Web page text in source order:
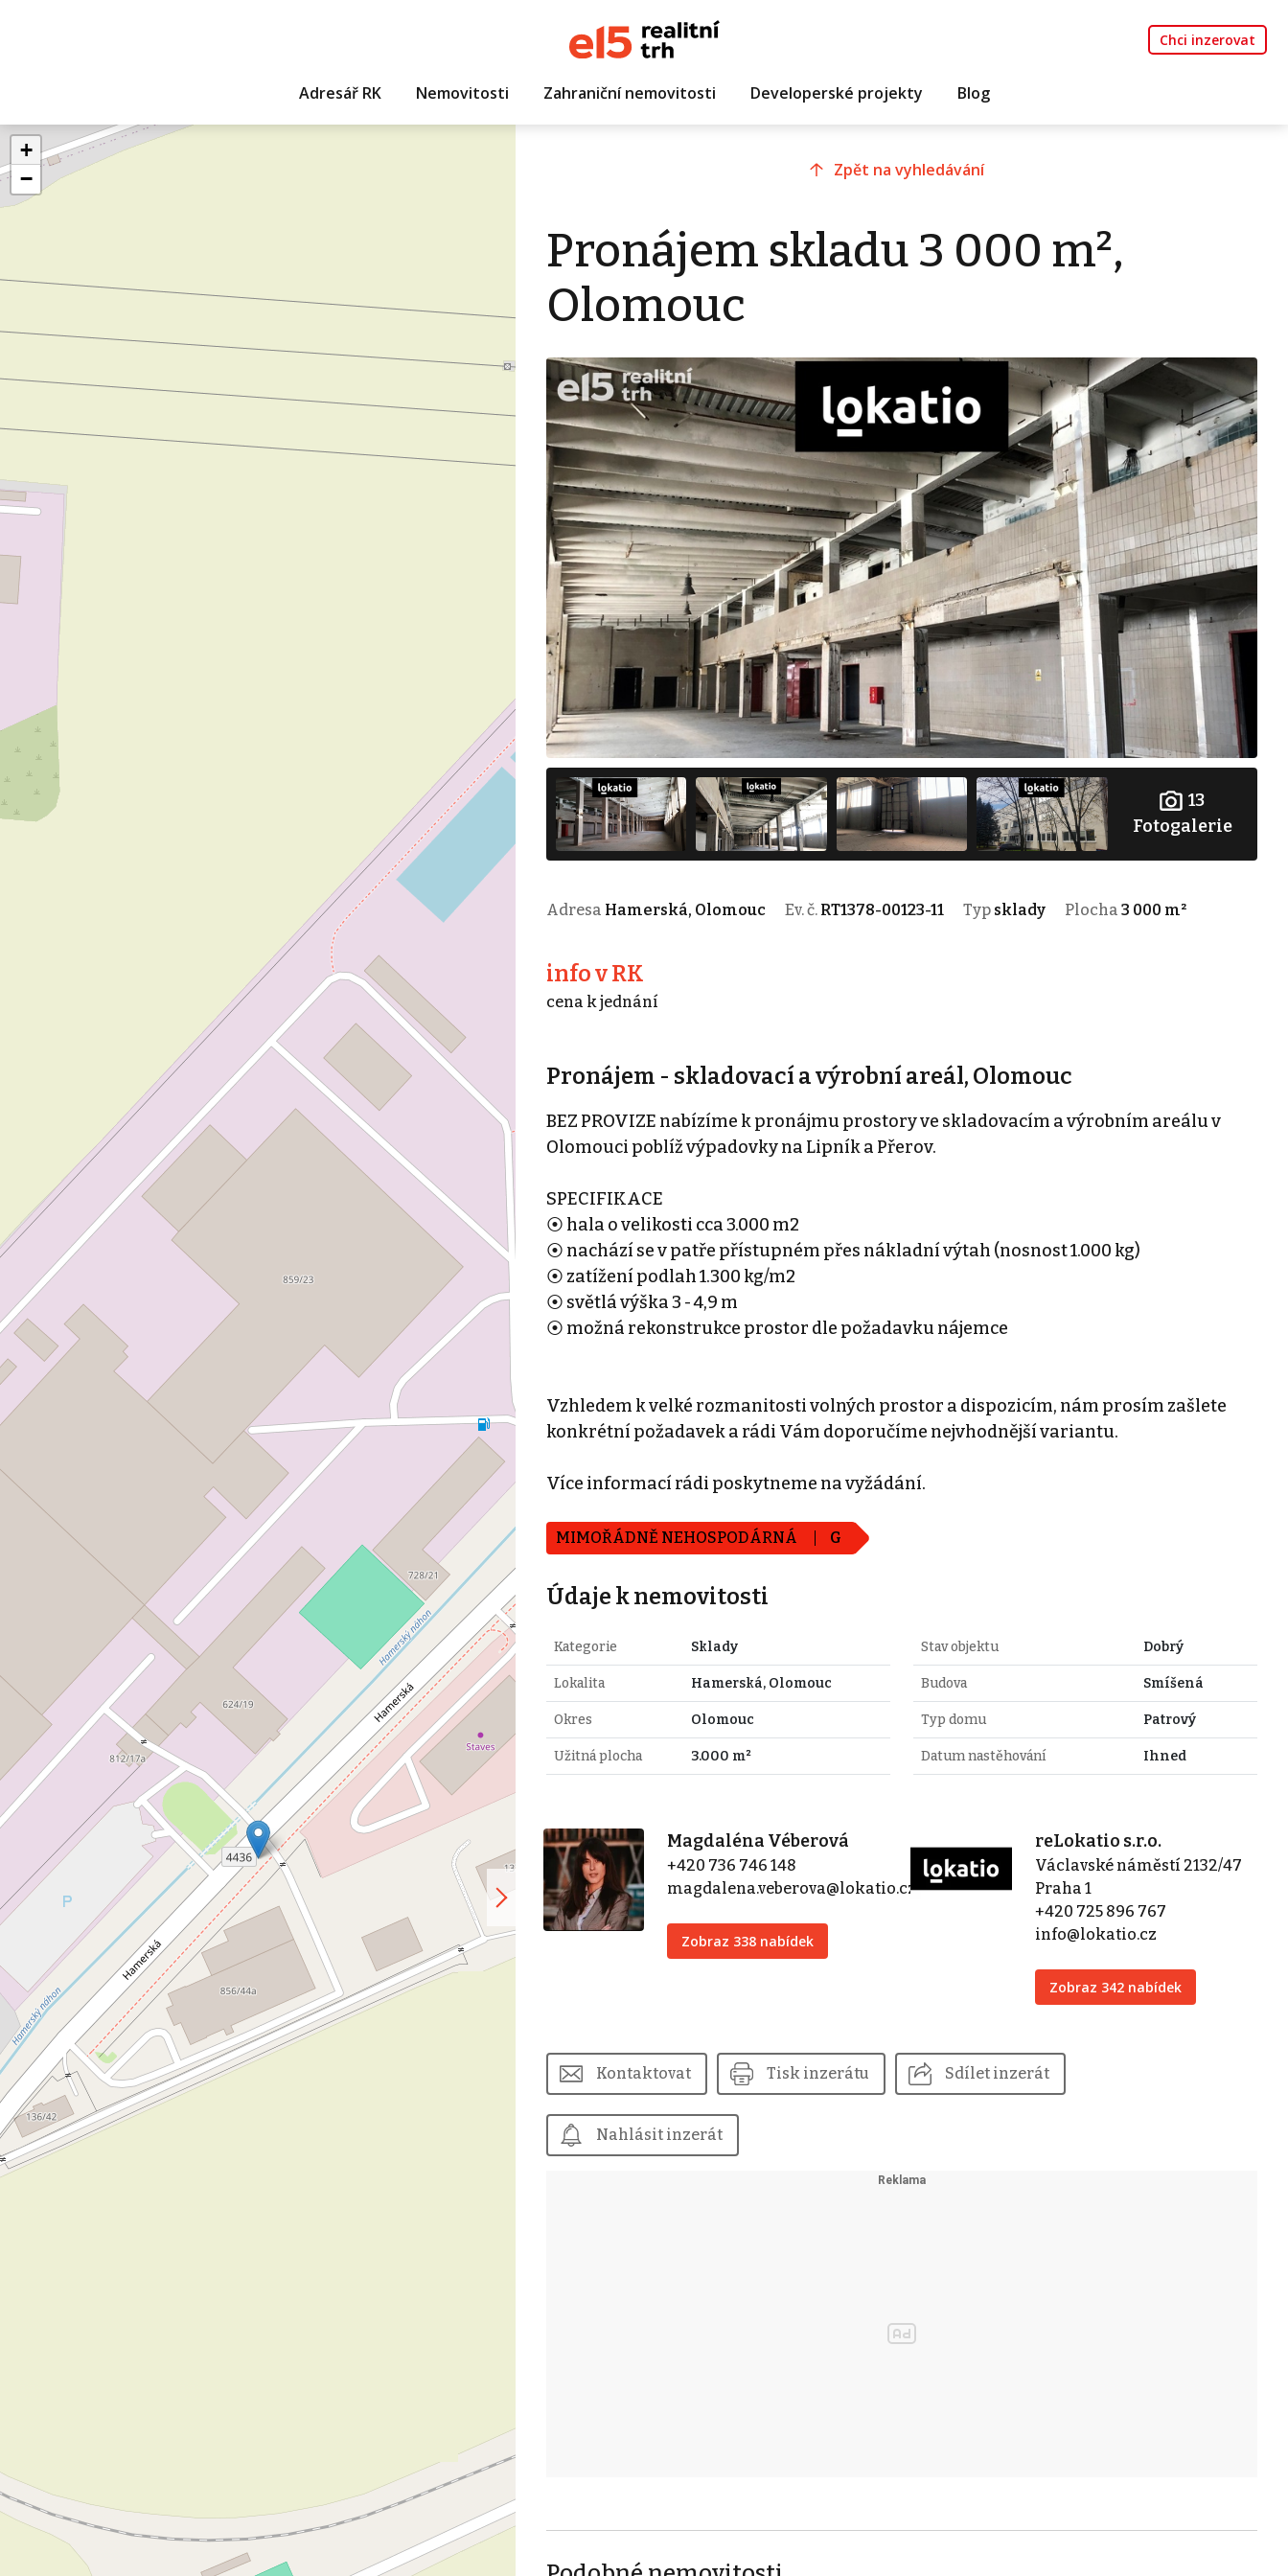
Chci inzerovat
Adresář RK Nemovitosti Zahraniční nemovitosti Developerské projekty Blog
+
−
Zpět na vyhledávání
Pronájem skladu 3 000 m²,
Olomouc
13
Fotogalerie
Adresa Hamerská, Olomouc Ev. č. RT1378-00123-11 Typ sklady Plocha 3 000 m²
info v RK
cena k jednání
Pronájem - skladovací a výrobní areál, Olomouc
BEZ PROVIZE nabízíme k pronájmu prostory ve skladovacím a výrobním areálu v
Olomouci poblíž výpadovky na Lipník a Přerov.
SPECIFIKACE
⦿ hala o velikosti cca 3.000 m2
⦿ nachází se v patře přístupném přes nákladní výtah (nosnost 1.000 kg)
⦿ zatížení podlah 1.300 kg/m2
⦿ světlá výška 3 - 4,9 m
⦿ možná rekonstrukce prostor dle požadavku nájemce
Vzhledem k velké rozmanitosti volných prostor a dispozicím, nám prosím zašlete
konkrétní požadavek a rádi Vám doporučíme nejvhodnější variantu.
Více informací rádi poskytneme na vyžádání.
MIMOŘÁDNĚ NEHOSPODÁRNÁ G
Údaje k nemovitosti
Kategorie Sklady
Lokalita Hamerská, Olomouc
Okres Olomouc
Užitná plocha 3.000 m²
Stav objektu Dobrý
Budova Smíšená
Typ domu Patrový
Datum nastěhování Ihned
Magdaléna Véberová
+420 736 746 148
magdalena.veberova@lokatio.cz
Zobraz 338 nabídek
reLokatio s.r.o.
Václavské náměstí 2132/47
Praha 1
+420 725 896 767
info@lokatio.cz
Zobraz 342 nabídek
Kontaktovat Tisk inzerátu Sdílet inzerát
Nahlásit inzerát